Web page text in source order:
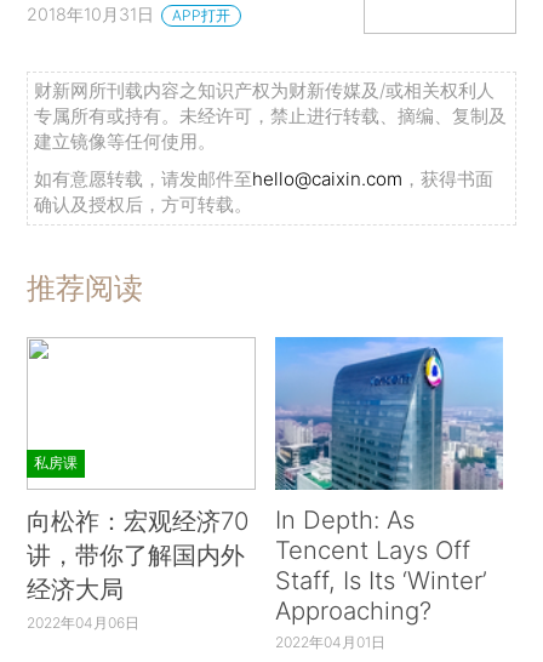
2018年10月31日 APP打开
财新网所刊载内容之知识产权为财新传媒及/或相关权利人
专属所有或持有。未经许可，禁止进行转载、摘编、复制及
建立镜像等任何使用。
如有意愿转载，请发邮件至hello@caixin.com ，获得书面
确认及授权后，方可转载。
推荐阅读
私房课
向松祚：宏观经济70
讲，带你了解国内外
经济大局
2022年04月06日
In Depth: As
Tencent Lays Off
Staff, Is Its ‘Winter’
Approaching?
2022年04月01日